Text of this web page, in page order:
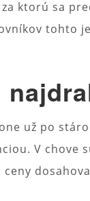
za ktorú sa
tohto
už po
V chove